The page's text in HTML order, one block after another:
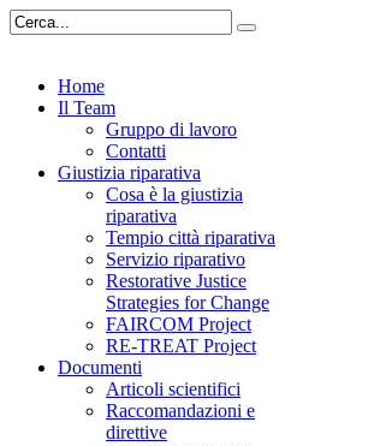
Home
Il Team
Gruppo di lavoro
Contatti
Giustizia riparativa
Cosa è la giustizia
riparativa
Tempio città riparativa
Servizio riparativo
Restorative Justice
Strategies for Change
FAIRCOM Project
RE-TREAT Project
Documenti
Articoli scientifici
Raccomandazioni e
direttive